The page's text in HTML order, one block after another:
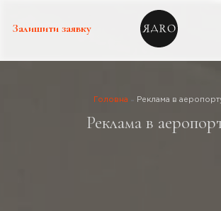
Залишити заявку
Головна Реклама в
Реклама в